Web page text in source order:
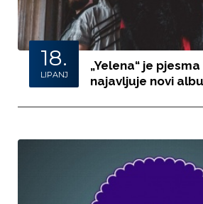
18.
LIPANJ
„Yelena“ je
najavljuje novi